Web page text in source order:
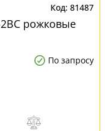
81487
рожковые
По запросу